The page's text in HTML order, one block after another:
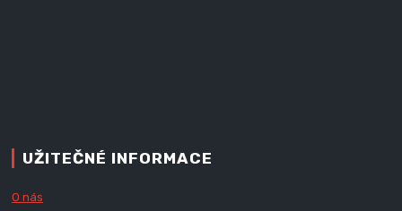
UŽITEČNÉ INFORMACE
O nás